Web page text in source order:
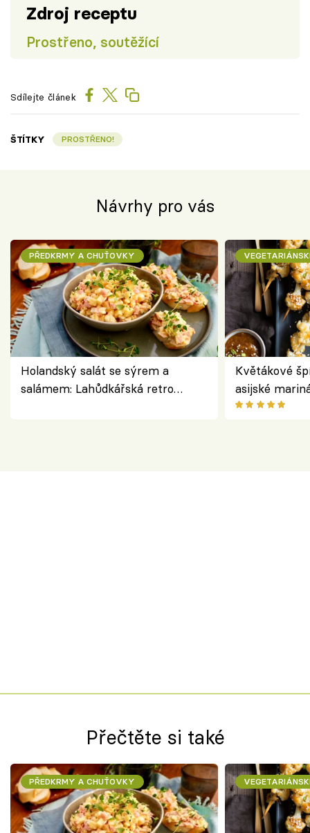
Zdroj receptu
Prostřeno, soutěžící
Sdílejte článek
ŠTÍTKY PROSTŘENO!
Návrhy pro vás
PŘEDKRMY A CHUŤOVKY
Holandský salát se sýrem a
salámem: Lahůdkářská retro
Květákové
asijské
chuťovka z
Přečtěte si také
PŘEDKRMY A CHUŤOVKY